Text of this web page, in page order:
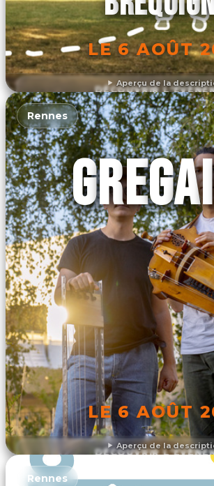
Aperçu de la
LE 6 AOÛT
DÉCOUVRIR
Aperçu de la
Rennes
LE 6 AOÛT
DÉCOUVRIR
Rennes